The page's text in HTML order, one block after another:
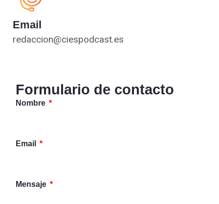
Email
redaccion@ciespodcast.es
Formulario de contacto
Nombre
Email
Mensaje